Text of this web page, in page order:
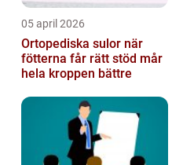
05 april 2026
Ortopediska sulor när
fötterna får rätt stöd mår
hela kroppen bättre